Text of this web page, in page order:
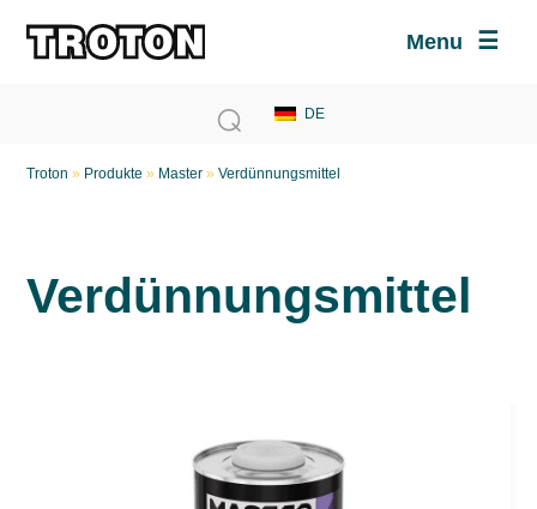
Menu
Troton » Produkte » Master »Verdünnungsmittel
Verdünnungsmittel